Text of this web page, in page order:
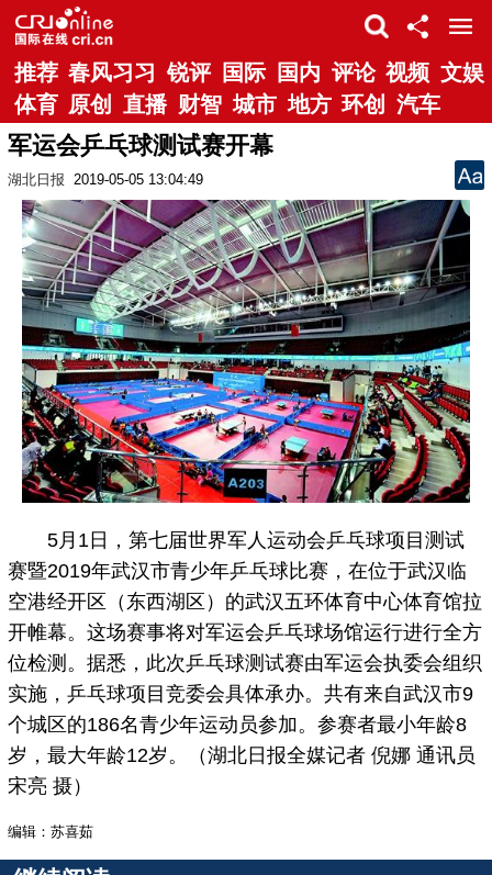
推荐 春风习习 锐评 国际 国内 评论 视频 文娱
体育 原创 直播 财智 城市 地方 环创 汽车
军运会乒乓球测试赛开幕
湖北日报 2019-05-05 13:04:49
5月1日，第七届世界军人运动会乒乓球项目测试
赛暨2019年武汉市青少年乒乓球比赛，在位于武汉临
空港经开区（东西湖区）的武汉五环体育中心体育馆拉
开帷幕。这场赛事将对军运会乒乓球场馆运行进行全方
位检测。据悉，此次乒乓球测试赛由军运会执委会组织
实施，乒乓球项目竞委会具体承办。共有来自武汉市9
个城区的186名青少年运动员参加。参赛者最小年龄8
岁，最大年龄12岁。（湖北日报全媒记者 倪娜 通讯员
宋亮 摄）
编辑：苏喜茹